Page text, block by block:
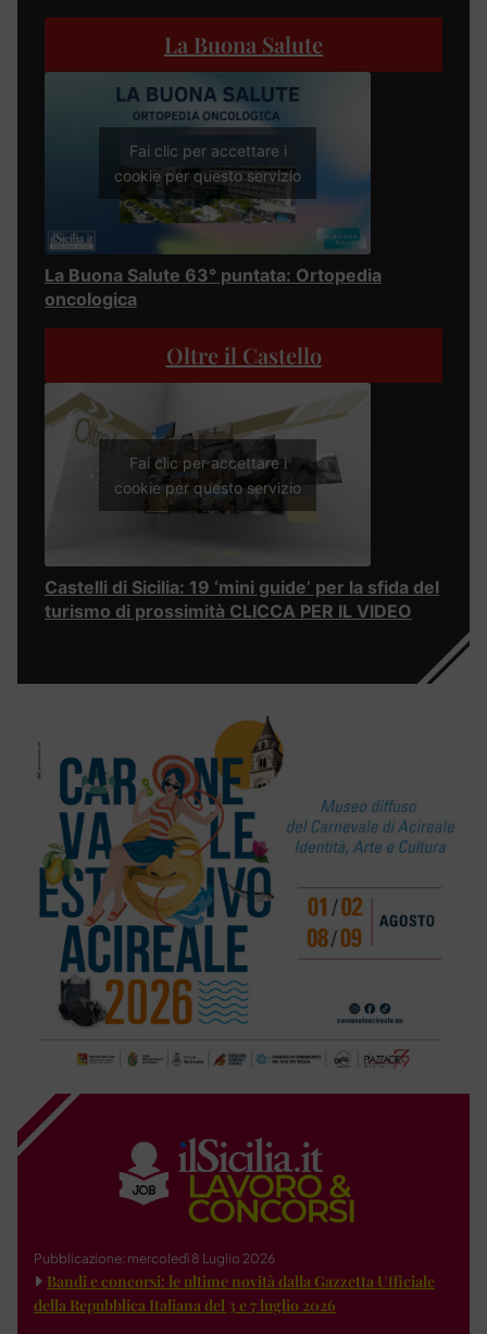
La Buona Salute
Fai clic per accettare i
cookie per questo servizio
La Buona Salute 63° puntata: Ortopedia
oncologica
Oltre il Castello
Fai clic per accettare i
cookie per questo servizio
Castelli di Sicilia: 19 ‘mini guide’ per la sfida del
turismo di prossimità CLICCA PER IL VIDEO
Pubblicazione: mercoledì 8 Luglio 2026
Bandi e concorsi: le ultime novità dalla Gazzetta Ufficiale
della Repubblica Italiana del 3 e 7 luglio 2026